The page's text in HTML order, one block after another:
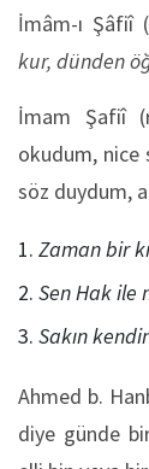
İmâm-ı Şâfiî
kur, dünden
İmam Şafiî
okudum, nice
söz duydum,
Zaman bir
Sen Hak ile
Sakın
Ahmed b.
diye günde